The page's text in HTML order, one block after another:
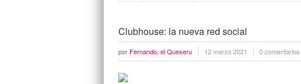
Clubhouse: la nueva red social
por Fernando, el Queseru 12 marzo 2021 0 comentarios